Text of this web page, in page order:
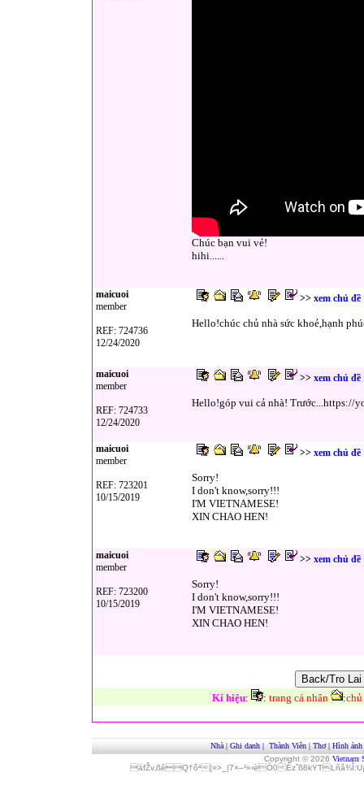
Chúc bạn vui vẻ!
hihi......
maicuoi
member
REF: 724736
12/24/2020
>> xem chủ đề
Hello!chúc chủ nhà sức khoẻ,hạnh
maicuoi
member
REF: 724733
12/24/2020
>> xem chủ đề
Hello!góp vui cả nhà! Trước...https://
maicuoi
member
REF: 723201
10/15/2019
>> xem chủ đề
Sorry!
I don't know,sorry!!!
I'M VIETNAMESE!
XIN CHAO HEN!
maicuoi
member
REF: 723200
10/15/2019
>> xem chủ đề
Sorry!
I don't know,sorry!!!
I'M VIETNAMESE!
XIN CHAO HEN!
Kí hiệu: : trang cá nhân :chủ
Nhà | Ghi danh | Thành Viên | Thơ| Hình ảnh
Copyright © 2026 Vietnam
áfŽv‚ßêQ†ôª[»>_|7×–²»‹èÓ0